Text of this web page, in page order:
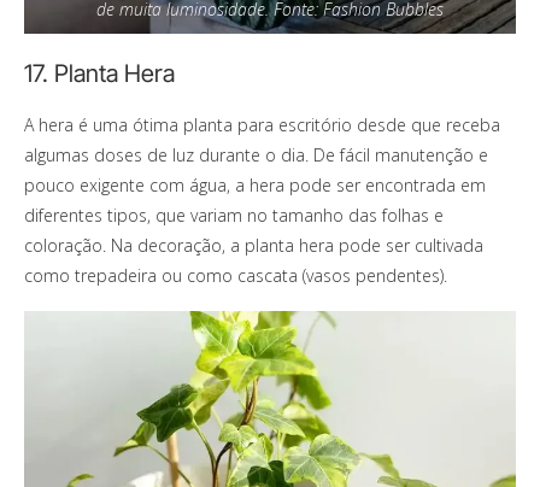
de muita luminosidade. Fonte: Fashion Bubbles
17. Planta Hera
A hera é uma ótima planta para escritório desde que receba
algumas doses de luz durante o dia. De fácil manutenção e
pouco exigente com água, a hera pode ser encontrada em
diferentes tipos, que variam no tamanho das folhas e
coloração. Na decoração, a planta hera pode ser cultivada
como trepadeira ou como cascata (vasos pendentes).